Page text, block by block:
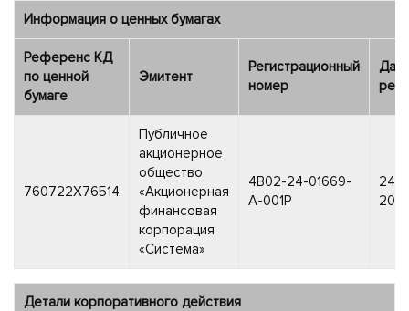
Информация о ценных бумагах
Референс КД
по ценной
бумаге
Эмитент
Регистрационный
номер
Дата
760722X76514
Публичное
акционерное
общество
«Акционерная
финансовая
корпорация
«Система»
4B02-24-01669-
A-001P
24
2021
Детали корпоративного действия